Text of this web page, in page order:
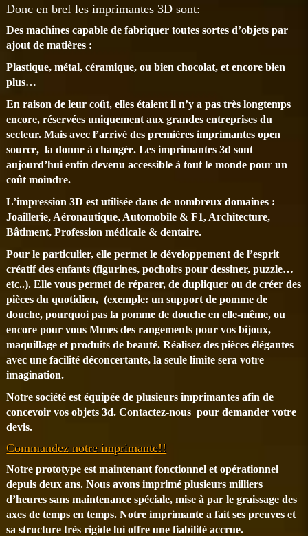
Donc en bref les imprimantes 3D sont:
Des machines capable de fabriquer toutes sortes d’objets par
ajout de matières :
Plastique, métal, céramique, ou bien chocolat, et encore bien
plus…
En raison de leur coût, elles étaient il n’y a pas très longtemps
encore, réservées uniquement aux grandes entreprises du
secteur. Mais avec l’arrivé des premières imprimantes open
source, la donne à changée. Les imprimantes 3d sont
aujourd’hui enfin devenu accessible à tout le monde pour un
coût moindre.
L’impression 3D est utilisée dans de nombreux domaines :
Joaillerie, Aéronautique, Automobile & F1, Architecture,
Bâtiment, Profession médicale & dentaire.
Pour le particulier, elle permet le développement de l’esprit
créatif des enfants (figurines, pochoirs pour dessiner, puzzle…
etc..). Elle vous permet de réparer, de dupliquer ou de créer des
pièces du quotidien, (exemple: un support de pomme de
douche, pourquoi pas la pomme de douche en elle-même, ou
encore pour vous Mmes des rangements pour vos bijoux,
maquillage et produits de beauté. Réalisez des pièces élégantes
avec une facilité déconcertante, la seule limite sera votre
imagination.
Notre société est équipée de plusieurs imprimantes afin de
concevoir vos objets 3d. Contactez-nous pour demander votre
devis.
Commandez notre imprimante!!
Notre prototype est maintenant fonctionnel et opérationnel
depuis deux ans. Nous avons imprimé plusieurs milliers
d’heures sans maintenance spéciale, mise à par le graissage des
axes de temps en temps. Notre imprimante a fait ses preuves et
sa structure très rigide lui offre une fiabilité accrue.